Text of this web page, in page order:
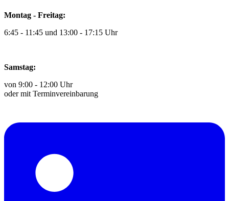
Montag - Freitag:
6:45 - 11:45 und 13:00 - 17:15 Uhr
Samstag:
von 9:00 - 12:00 Uhr
oder mit Terminvereinbarung